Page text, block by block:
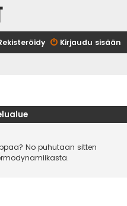
Kirjaudu sisään
No puhutaan sitten